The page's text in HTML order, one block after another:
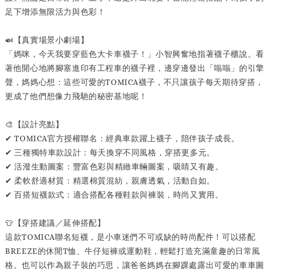
足下增添無限活力與色彩！
🍛【真實場景小劇場】
「媽咪，今天我要穿藍色大卡車襪子！」小智興奮地指著襪子櫃說。看
著他開心地將腳塞進印有工程車的襪子裡，邊穿邊發出「嗡嗡」的引擎
聲，媽媽心想：這些可愛的TOMICA襪子，不只讓孩子每天期待穿搭，
更成了他們想像力飛馳的秘密基地呢！
🎨【設計亮點】
✔ TOMICA官方授權聯名：經典車款躍上襪子，陪伴孩子成長。
✔ 三種獨特車款設計：每天換穿不同風格，穿搭更多元。
✔ 活潑生動圖案：豐富色彩與精緻車輛圖案，吸睛又有趣。
✔ 柔軟舒適材質：精選棉質混紡，親膚透氣，活動自如。
✔ 百搭短襪款式：適合搭配各種鞋款與褲裝，時尚又實用。
👕【穿搭建議／延伸搭配】
這款TOMICA聯名短襪，是小車迷們不可或缺的時尚配件！可以搭配
BREEZE的休閒T恤、牛仔短褲或運動鞋，輕鬆打造充滿童趣的日常風
格。也可以作為親子裝的巧思，讓爸爸媽媽在腳踝處露出可愛的車車圖